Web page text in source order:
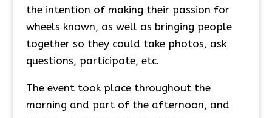
the intention of making their passion for
wheels known, as well as bringing people
together so they could take photos, ask
questions, participate, etc.
The event took place throughout the
morning and part of the afternoon, and